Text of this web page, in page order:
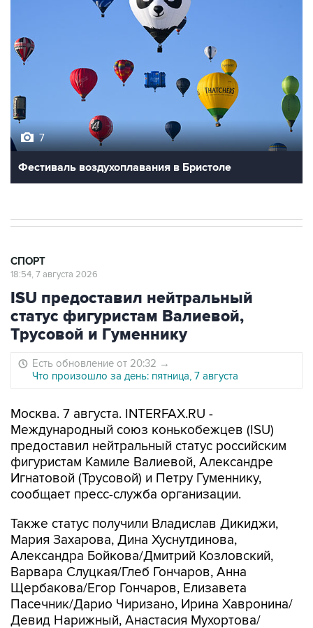
7
Фестиваль воздухоплавания в Бристоле
СПОРТ
18:54, 7 августа 2026
ISU предоставил нейтральный
статус фигуристам Валиевой,
Трусовой и Гуменнику
Есть обновление от 20:32 →
Что произошло за день: пятница, 7 августа
Москва. 7 августа. INTERFAX.RU -
Международный союз конькобежцев (ISU)
предоставил нейтральный статус российским
фигуристам Камиле Валиевой, Александре
Игнатовой (Трусовой) и Петру Гуменнику,
сообщает пресс-служба организации.
Также статус получили Владислав Дикиджи,
Мария Захарова, Дина Хуснутдинова,
Александра Бойкова/Дмитрий Козловский,
Варвара Слуцкая/Глеб Гончаров, Анна
Щербакова/Егор Гончаров, Елизавета
Пасечник/Дарио Чиризано, Ирина Хавронина/
Девид Нарижный, Анастасия Мухортова/